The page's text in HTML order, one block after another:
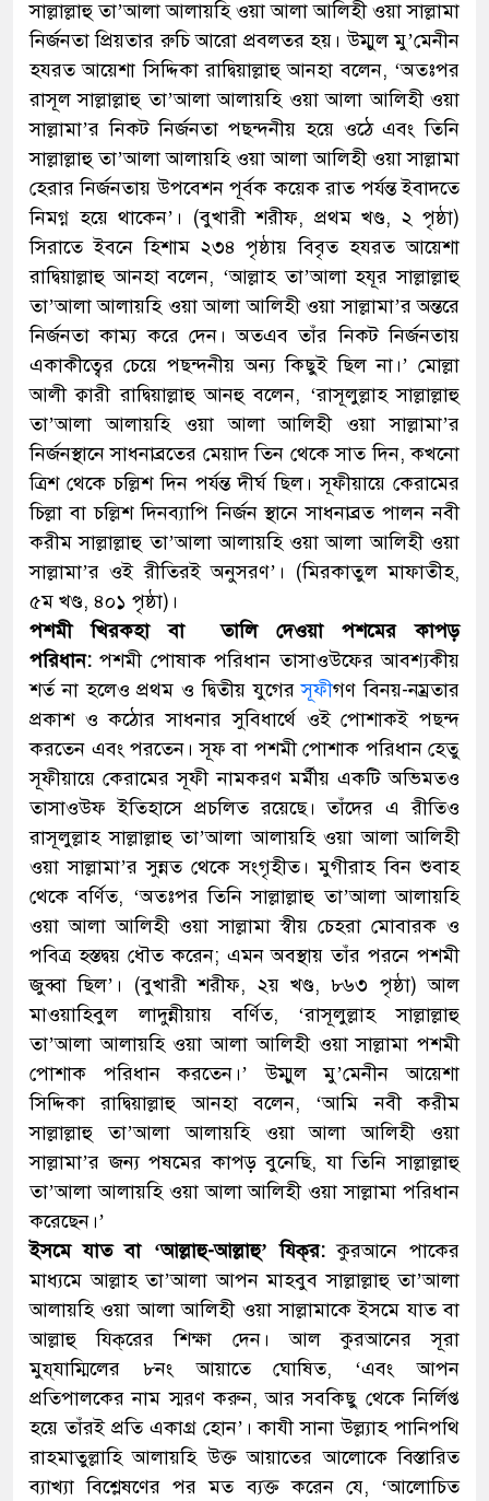
সাল্লাল্লাহু তা’আলা আলায়হি ওয়া আলা আলিহী ওয়া সাল্লামা
নির্জনতা প্রিয়তার রুচি আরো প্রবলতর হয়। উম্মুল মু’মেনীন
হযরত আয়েশা সিদ্দিকা রাদ্বিয়াল্লাহু আনহা বলেন, ‘অতঃপর
রাসূল সাল্লাল্লাহু তা’আলা আলায়হি ওয়া আলা আলিহী ওয়া
সাল্লামা’র নিকট নির্জনতা পছন্দনীয় হয়ে ওঠে এবং তিনি
সাল্লাল্লাহু তা’আলা আলায়হি ওয়া আলা আলিহী ওয়া সাল্লামা
হেরার নির্জনতায় উপবেশন পূর্বক কয়েক রাত পর্যন্ত ইবাদতে
নিমগ্ন হয়ে থাকেন’। (বুখারী শরীফ, প্রথম খণ্ড, ২ পৃষ্ঠা)
সিরাতে ইবনে হিশাম ২৩৪ পৃষ্ঠায় বিবৃত হযরত আয়েশা
রাদ্বিয়াল্লাহু আনহা বলেন, ‘আল্লাহ তা’আলা হযূর সাল্লাল্লাহু
তা’আলা আলায়হি ওয়া আলা আলিহী ওয়া সাল্লামা’র অন্তরে
নির্জনতা কাম্য করে দেন। অতএব তাঁর নিকট নির্জনতায়
একাকীত্বের চেয়ে পছন্দনীয় অন্য কিছুই ছিল না।’ মোল্লা
আলী ক্বারী রাদ্বিয়াল্লাহু আনহু বলেন, ‘রাসূলুল্লাহ সাল্লাল্লাহু
তা’আলা আলায়হি ওয়া আলা আলিহী ওয়া সাল্লামা’র
নির্জনস্থানে সাধনাব্রতের মেয়াদ তিন থেকে সাত দিন, কখনো
ত্রিশ থেকে চল্লিশ দিন পর্যন্ত দীর্ঘ ছিল। সূফীয়ায়ে কেরামের
চিল্লা বা চল্লিশ দিনব্যাপি নির্জন স্থানে সাধনাব্রত পালন নবী
করীম সাল্লাল্লাহু তা’আলা আলায়হি ওয়া আলা আলিহী ওয়া
সাল্লামা’র ওই রীতিরই অনুসরণ’। (মিরকাতুল মাফাতীহ,
৫ম খণ্ড, ৪০১ পৃষ্ঠা)।
পশমী খিরকহা বা তালি দেওয়া পশমের কাপড়
পরিধান:পশমী পোষাক পরিধান তাসাওউফের আবশ্যকীয়
শর্ত না হলেও প্রথম ও দ্বিতীয় যুগেরসূফীগণ বিনয়-নম্রতার
প্রকাশ ও কঠোর সাধনার সুবিধার্থে ওই পোশাকই পছন্দ
করতেন এবং পরতেন। সূফ বা পশমী পোশাক পরিধান হেতু
সূফীয়ায়ে কেরামের সূফী নামকরণ মর্মীয় একটি অভিমতও
তাসাওউফ ইতিহাসে প্রচলিত রয়েছে। তাঁদের এ রীতিও
রাসূলুল্লাহ সাল্লাল্লাহু তা’আলা আলায়হি ওয়া আলা আলিহী
ওয়া সাল্লামা’র সুন্নত থেকে সংগৃহীত। মুগীরাহ বিন শুবাহ
থেকে বর্ণিত, ‘অতঃপর তিনি সাল্লাল্লাহু তা’আলা আলায়হি
ওয়া আলা আলিহী ওয়া সাল্লামা স্বীয় চেহরা মোবারক ও
পবিত্র হস্তদ্বয় ধৌত করেন; এমন অবস্থায় তাঁর পরনে পশমী
জুব্বা ছিল’। (বুখারী শরীফ, ২য় খণ্ড, ৮৬৩ পৃষ্ঠা) আল
মাওয়াহিবুল লাদুন্নীয়ায় বর্ণিত, ‘রাসূলুল্লাহ সাল্লাল্লাহু
তা’আলা আলায়হি ওয়া আলা আলিহী ওয়া সাল্লামা পশমী
পোশাক পরিধান করতেন।’ উম্মুল মু’মেনীন আয়েশা
সিদ্দিকা রাদ্বিয়াল্লাহু আনহা বলেন, ‘আমি নবী করীম
সাল্লাল্লাহু তা’আলা আলায়হি ওয়া আলা আলিহী ওয়া
সাল্লামা’র জন্য পষমের কাপড় বুনেছি, যা তিনি সাল্লাল্লাহু
তা’আলা আলায়হি ওয়া আলা আলিহী ওয়া সাল্লামা পরিধান
করেছেন।’
ইসমে যাত বা ‘আল্লাহু-আল্লাহু’ যিক্‌র:কুরআনে পাকের
মাধ্যমে আল্লাহ তা’আলা আপন মাহবুব সাল্লাল্লাহু তা’আলা
আলায়হি ওয়া আলা আলিহী ওয়া সাল্লামাকে ইসমে যাত বা
আল্লাহু যিক্‌রের শিক্ষা দেন। আল কুরআনের সূরা
মুয্‌যাম্মিলের ৮নং আয়াতে ঘোষিত, ‘এবং আপন
প্রতিপালকের নাম স্মরণ করুন, আর সবকিছু থেকে নির্লিপ্ত
হয়ে তাঁরই প্রতি একাগ্র হোন’। কাযী সানা উল্ল্যাহ পানিপথি
রাহমাতুল্লাহি আলায়হি উক্ত আয়াতের আলোকে বিস্তারিত
ব্যাখ্যা বিশ্লেষণের পর মত ব্যক্ত করেন যে, ‘আলোচিত